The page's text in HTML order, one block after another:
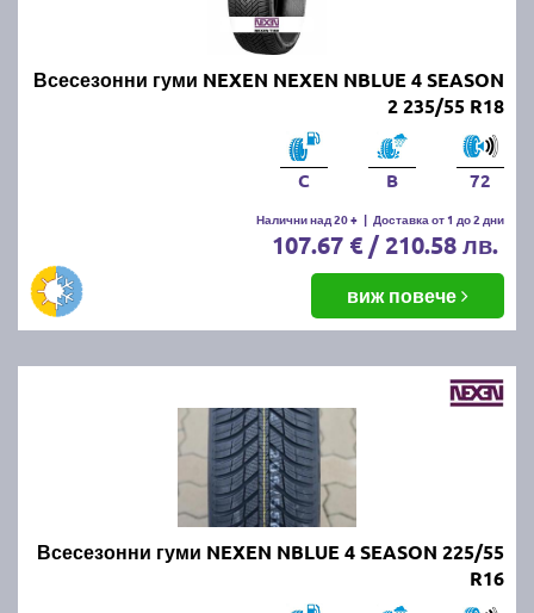
Всесезонни гуми NEXEN NEXEN NBLUE 4 SEASON
2 235/55 R18
C B 72
Налични над 20 + | Доставка от 1 до 2 дни
107.67 € / 210.58 лв.
виж повече
Всесезонни гуми NEXEN NBLUE 4 SEASON 225/55
R16